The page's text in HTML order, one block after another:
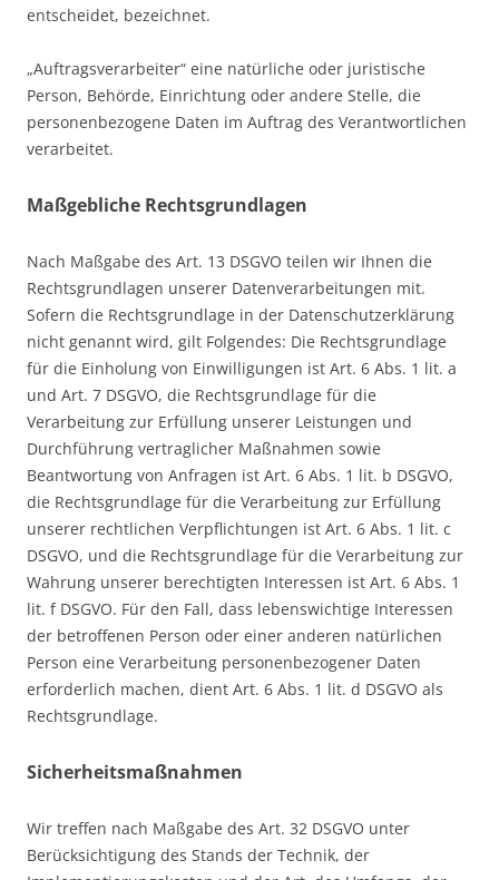
entscheidet, bezeichnet.
„Auftragsverarbeiter“ eine natürliche oder juristische
Person, Behörde, Einrichtung oder andere Stelle, die
personenbezogene Daten im Auftrag des Verantwortlichen
verarbeitet.
Maßgebliche Rechtsgrundlagen
Nach Maßgabe des Art. 13 DSGVO teilen wir Ihnen die
Rechtsgrundlagen unserer Datenverarbeitungen mit.
Sofern die Rechtsgrundlage in der Datenschutzerklärung
nicht genannt wird, gilt Folgendes: Die Rechtsgrundlage
für die Einholung von Einwilligungen ist Art. 6 Abs. 1 lit. a
und Art. 7 DSGVO, die Rechtsgrundlage für die
Verarbeitung zur Erfüllung unserer Leistungen und
Durchführung vertraglicher Maßnahmen sowie
Beantwortung von Anfragen ist Art. 6 Abs. 1 lit. b DSGVO,
die Rechtsgrundlage für die Verarbeitung zur Erfüllung
unserer rechtlichen Verpflichtungen ist Art. 6 Abs. 1 lit. c
DSGVO, und die Rechtsgrundlage für die Verarbeitung zur
Wahrung unserer berechtigten Interessen ist Art. 6 Abs. 1
lit. f DSGVO. Für den Fall, dass lebenswichtige Interessen
der betroffenen Person oder einer anderen natürlichen
Person eine Verarbeitung personenbezogener Daten
erforderlich machen, dient Art. 6 Abs. 1 lit. d DSGVO als
Rechtsgrundlage.
Sicherheitsmaßnahmen
Wir treffen nach Maßgabe des Art. 32 DSGVO unter
Berücksichtigung des Stands der Technik, der